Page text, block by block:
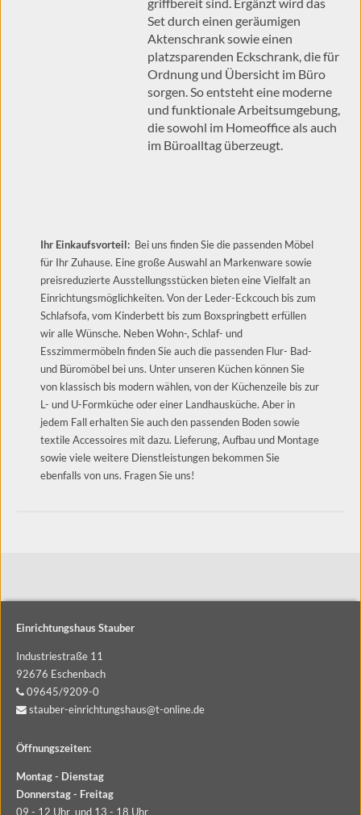
Set durch einen geräumigen
Aktenschrank sowie einen
platzsparenden Eckschrank, die für
Ordnung und Übersicht im Büro
sorgen. So entsteht eine moderne
und funktionale Arbeitsumgebung,
die sowohl im Homeoffice als auch
im Büroalltag überzeugt.
Ihr Einkaufsvorteil: Bei uns finden Sie die passenden Möbel
für Ihr Zuhause. Eine große Auswahl an Markenware sowie
preisreduzierte Ausstellungsstücken bieten eine Vielfalt an
Einrichtungsmöglichkeiten. Von der Leder-Eckcouch bis zum
Schlafsofa, vom Kinderbett bis zum Boxspringbett erfüllen
wir alle Wünsche. Neben Wohn-, Schlaf- und
Esszimmermöbeln finden Sie auch die passenden Flur- Bad-
und Büromöbel bei uns. Unter unseren Küchen können Sie
von klassisch bis modern wählen, von der Küchenzeile bis zur
L- und U-Formküche oder einer Landhausküche. Aber in
jedem Fall erhalten Sie auch den passenden Boden sowie
textile Accessoires mit dazu. Lieferung, Aufbau und Montage
sowie viele weitere Dienstleistungen bekommen Sie
ebenfalls von uns. Fragen Sie uns!
Einrichtungshaus Stauber
Industriestraße 11
92676 Eschenbach
09645/9209-0
stauber-einrichtungshaus@t-online.de
Öffnungszeiten:
Montag - Dienstag
Donnerstag - Freitag
09 - 12 Uhr und 13 - 18 Uhr